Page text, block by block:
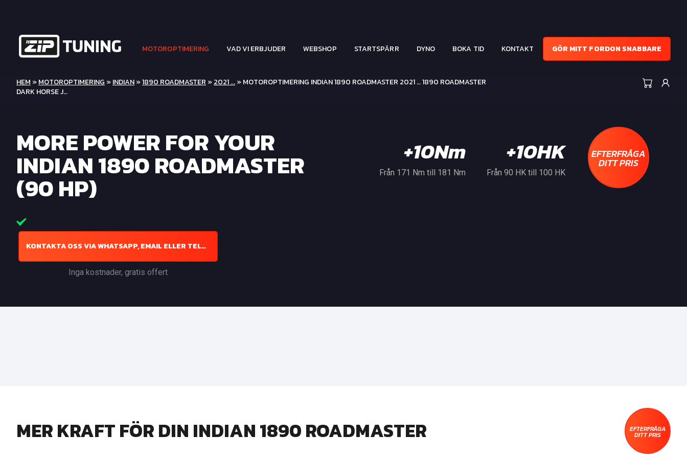
MOTOROPTIMERING VAD VI ERBJUDER WEBSHOP STARTSPÄRR DYNO BOKA TID KONTAKT GÖR MITT FORDON SNABBARE
HEM »MOTOROPTIMERING »INDIAN»1890 ROADMASTER »2021 ...» MOTOROPTIMERING INDIAN 1890 ROADMASTER 2021 … 1890 ROADMASTER
DARK HORSE J…
MORE POWER FOR YOUR
INDIAN 1890 ROADMASTER
(90 HP)
KONTAKTA OSS VIA WHATSAPP, EMAIL ELLER TELEFON
Inga kostnader, gratis offert
+10Nm
Från 171 Nm till 181 Nm
+10HK
Från 90 HK till 100 HK
EFTERFRÅGA
DITT PRIS
MER KRAFT FÖR DIN INDIAN 1890 ROADMASTER EFTERFRÅGA
DITT PRIS